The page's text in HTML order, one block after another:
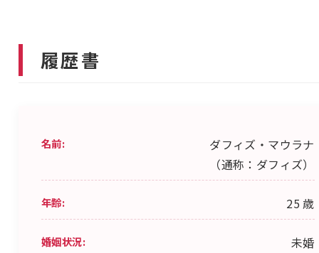
履歴書
名前:
ダフィズ・マウラナ
（通称：ダフィズ）
年齢: 25 歳
婚姻状況: 未婚